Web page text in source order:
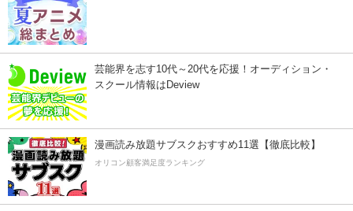
芸能界を志す10代～20代を応援！オーディション・
スクール情報はDeview
漫画読み放題サブスクおすすめ11選【徹底比較】
オリコン顧客満足度ランキング